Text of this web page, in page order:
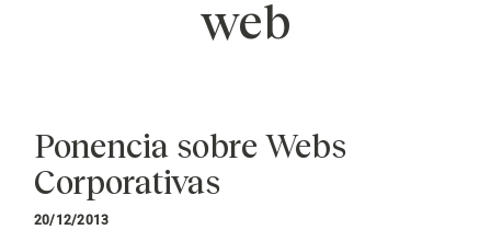
web
Ponencia sobre Webs
Corporativas
20/12/2013